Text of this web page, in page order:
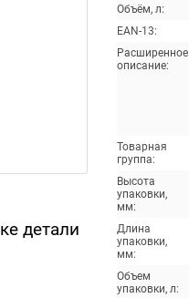
детали
Объём, л:
EAN-13:
Расширенное
описание:
Товарная
группа:
Высота
упаковки,
мм:
Длина
упаковки,
мм:
Объем
упаковки, л: